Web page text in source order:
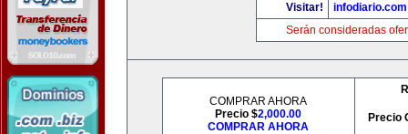
Visitar!
infodiario.com
Serán consideradas
COMPRAR AHORA
Precio $2,000.00
COMPRAR AHORA
Precio